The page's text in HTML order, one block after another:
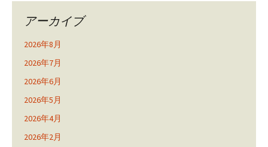
アーカイブ
2026年8月
2026年7月
2026年6月
2026年5月
2026年4月
2026年2月